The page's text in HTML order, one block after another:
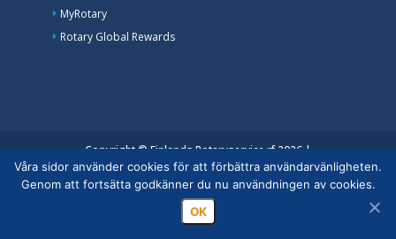
MyRotary
Rotary Global Rewards
Copyright © Finlands Rotaryservice rf 2026 |
Medelemsdatabasens datasäkerhetsanvisning|
Behandlingen av personuppgifter inom rotaryverksamheten
Våra sidor använder cookies för att förbättra användarvänligheten.
Genom att fortsätta godkänner du nu användningen av cookies.
OK